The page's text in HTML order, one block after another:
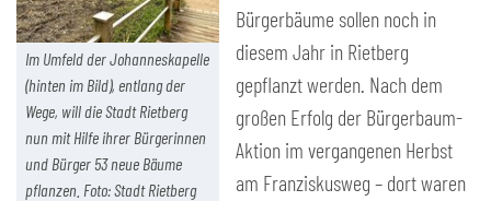
Im Umfeld der Johanneskapelle
(hinten im Bild), entlang der
Wege, will die Stadt Rietberg
nun mit Hilfe ihrer Bürgerinnen
und Bürger 53 neue Bäume
pflanzen. Foto: Stadt Rietberg
Bürgerbäume sollen noch in
diesem Jahr in Rietberg
gepflanzt werden. Nach dem
großen Erfolg der Bürgerbaum-
Aktion im vergangenen Herbst
am Franziskusweg – dort waren